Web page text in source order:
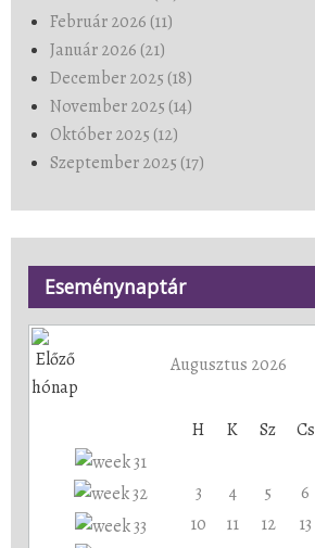
Február 2026 (11)
Január 2026 (21)
December 2025 (18)
November 2025 (14)
Október 2025 (12)
Szeptember 2025 (17)
Eseménynaptár
Augusztus 2026
H K Sz Cs
3
4 5 6
10
11 12 13